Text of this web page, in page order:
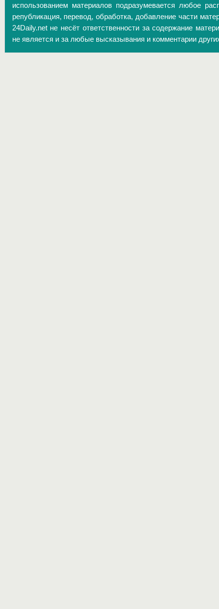
использованием материалов подразумевается любое
републикация, перевод, обработка, добавление части
24Daily.net не несёт ответственности за содержание
не является и за любые высказывания и комментарии